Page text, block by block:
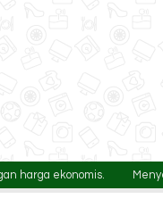
Restoran | Software Akuntansi
Distributor & Jasa | Software
ekonomis.